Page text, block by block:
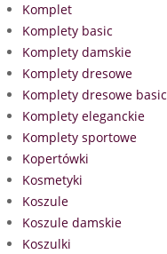
Komplet
Komplety basic
Komplety damskie
Komplety dresowe
Komplety dresowe basic
Komplety eleganckie
Komplety sportowe
Kopertówki
Kosmetyki
Koszule
Koszule damskie
Koszulki